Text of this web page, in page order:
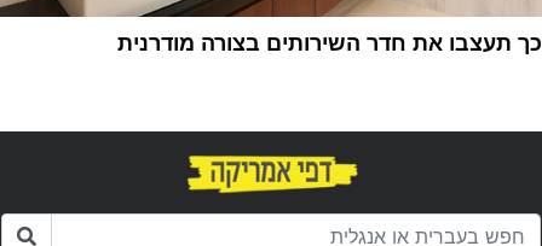
כך תעצבו את חדר השירותים בצורה מודרנית